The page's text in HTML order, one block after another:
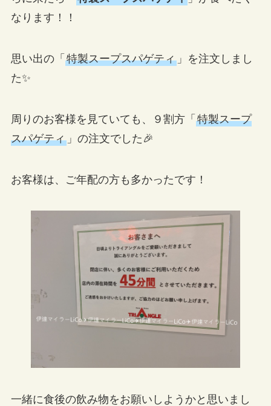
なります！！
思い出の「 特製スープスパゲティ」を注文しまし
た✨
周りのお客様を見ていても、９割方「 特製スープ
スパゲティ」の注文でした🎉
お客様は、ご年配の方も多かったです！
一緒に食後の飲み物をお願いしようかと思いまし